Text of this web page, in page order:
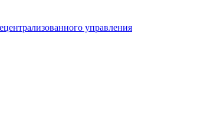
управления